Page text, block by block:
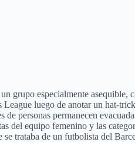
grupo especialmente asequible,
luego de anotar un hat-
personas permanecen
del equipo femenino y las
trataba de un futbolista del